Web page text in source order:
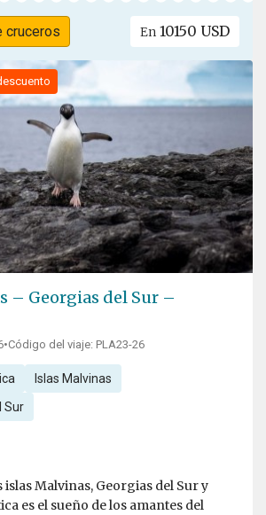
cruceros En 10150 USD
– Georgias del Sur –
•Código del viaje: PLA23-26
Islas Malvinas
Sur
islas Malvinas, Georgias del Sur y
es el sueño de los amantes del